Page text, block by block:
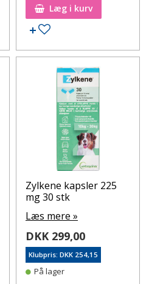
Læg i kurv
Tilføj til ønskeseddel
Zylkene kapsler 225
mg 30 stk
Læs mere »
DKK 299,00
Klubpris: DKK 254,15
På lager